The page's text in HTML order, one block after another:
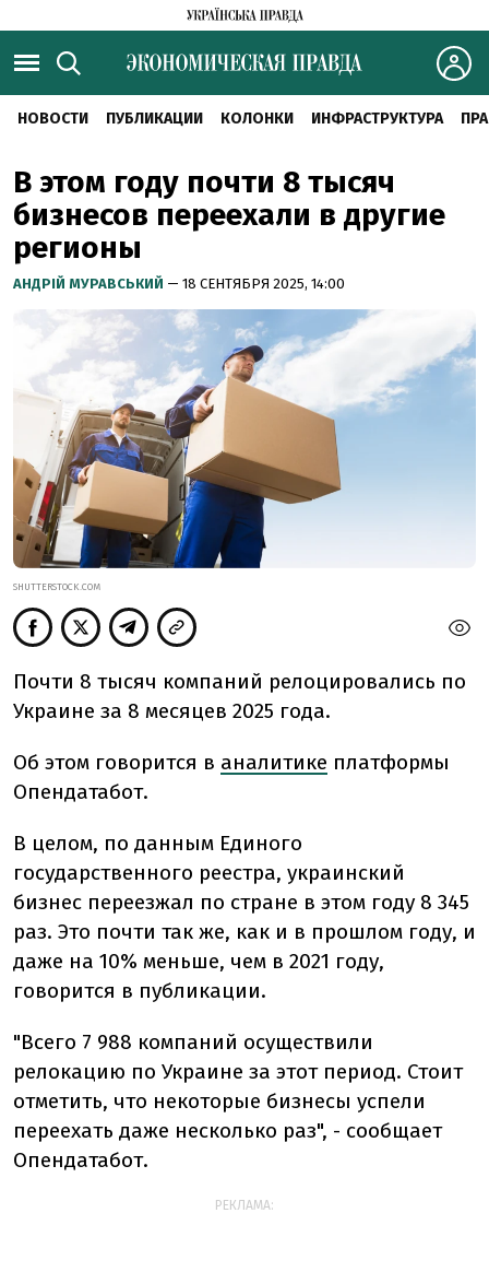
НОВОСТИ ПУБЛИКАЦИИ КОЛОНКИ ИНФРАСТРУКТУРА
В этом году почти 8 тысяч
бизнесов переехали в другие
регионы
АНДРІЙ МУРАВСЬКИЙ — 18 СЕНТЯБРЯ 2025, 14:00
SHUTTERSTOCK.COM
Почти 8 тысяч компаний релоцировались по
Украине за 8 месяцев 2025 года.
Об этом говорится в аналитике платформы
Опендатабот.
В целом, по данным Единого
государственного реестра, украинский
бизнес переезжал по стране в этом году 8 345
раз. Это почти так же, как и в прошлом году, и
даже на 10% меньше, чем в 2021 году,
говорится в публикации.
"Всего 7 988 компаний осуществили
релокацию по Украине за этот период. Стоит
отметить, что некоторые бизнесы успели
переехать даже несколько раз", - сообщает
Опендатабот.
РЕКЛАМА: